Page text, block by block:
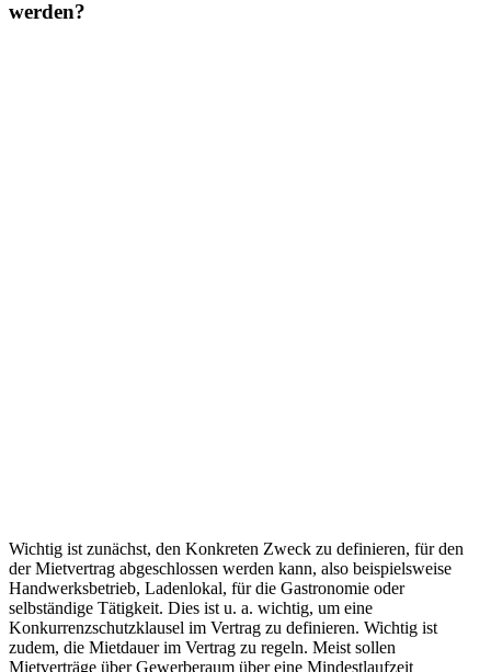
werden?
Wichtig ist zunächst, den Konkreten Zweck zu definieren, für den
der Mietvertrag abgeschlossen werden kann, also beispielsweise
Handwerksbetrieb, Ladenlokal, für die Gastronomie oder
selbständige Tätigkeit. Dies ist u. a. wichtig, um eine
Konkurrenzschutzklausel im Vertrag zu definieren. Wichtig ist
zudem, die Mietdauer im Vertrag zu regeln. Meist sollen
Mietverträge über Gewerberaum über eine Mindestlaufzeit